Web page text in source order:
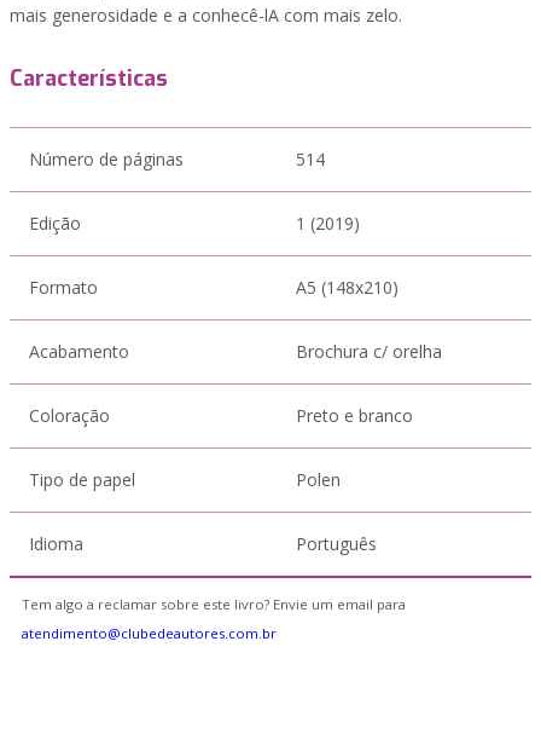
mais generosidade e a conhecê-lA com mais zelo.
Características
Número de páginas 514
Edição 1 (2019)
Formato A5 (148x210)
Acabamento Brochura c/ orelha
Coloração Preto e branco
Tipo de papel Polen
Idioma Português
Tem algo a reclamar sobre este livro? Envie um email para
atendimento@clubedeautores.com.br